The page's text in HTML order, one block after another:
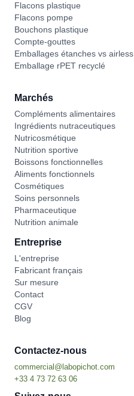
Flacons plastique
Flacons pompe
Bouchons plastique
Compte-gouttes
Emballages étanches vs airless
Emballage rPET recyclé
Marchés
Compléments alimentaires
Ingrédients nutraceutiques
Nutricosmétique
Nutrition sportive
Boissons fonctionnelles
Aliments fonctionnels
Cosmétiques
Soins personnels
Pharmaceutique
Nutrition animale
Entreprise
L'entreprise
Fabricant français
Sur mesure
Contact
CGV
Blog
Contactez-nous